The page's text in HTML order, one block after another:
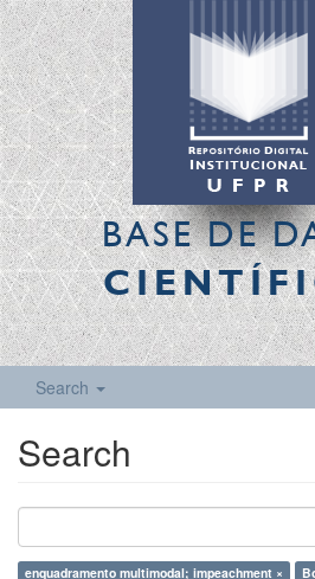
BASE DE
Search
Search
enquadramento multimodal; impeachment ×